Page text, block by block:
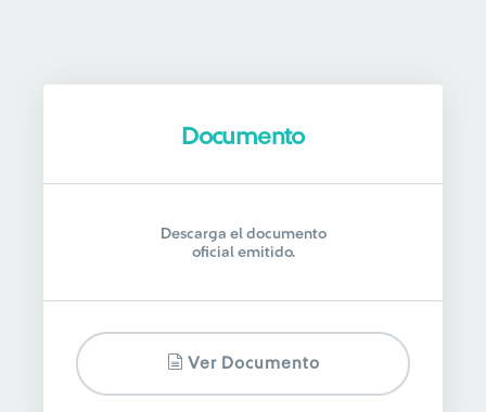
Documento
Descarga el documento
oficial emitido.
Ver Documento